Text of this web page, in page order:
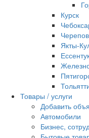
Курск
Якты-
Товары / услуги
Добавить
Автомобили
Бизнес,